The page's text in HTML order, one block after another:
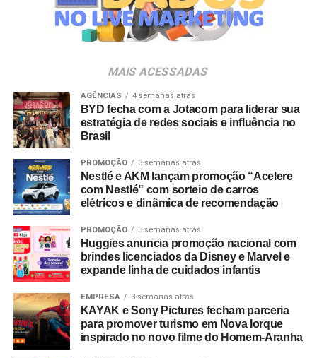
Veia”, conceito focado na valorização da cultura nacional,
da música e da hospitalidade carioca.
no canal oficial da Ticketmaster, com lote inicial a partir
de R$ 3.950,00. As demais atualizações e atrações do
evento serão divulgadas nos canais oficiais do camarote
nos próximos meses.
MAIS ACESSADAS
AGÊNCIAS 4 semanas atrás
BYD fecha com a Jotacom para liderar sua
estratégia de redes sociais e influência no
Brasil
PROMOÇÃO 3 semanas atrás
Nestlé e AKM lançam promoção “Acelere
com Nestlé” com sorteio de carros
elétricos e dinâmica de recomendação
PROMOÇÃO 3 semanas atrás
Huggies anuncia promoção nacional com
brindes licenciados da Disney e Marvel e
expande linha de cuidados infantis
EMPRESA 3 semanas atrás
KAYAK e Sony Pictures fecham parceria
para promover turismo em Nova Iorque
inspirado no novo filme do Homem-Aranha